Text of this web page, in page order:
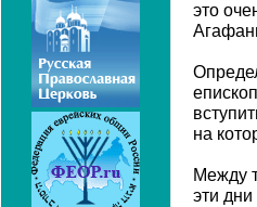
это
на
Между
эти